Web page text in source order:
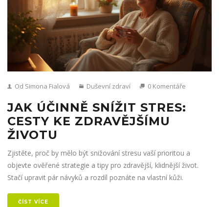
Od Simona Fialová Duševní zdraví 0 Komentáře
JAK ÚČINNĚ SNÍŽIT STRES:
CESTY KE ZDRAVĚJŠÍMU
ŽIVOTU
Zjistěte, proč by mělo být snižování stresu vaší prioritou a
objevte ověřené strategie a tipy pro zdravější, klidnější život.
Stačí upravit pár návyků a rozdíl poznáte na vlastní kůži.
ČÍST VÍCE